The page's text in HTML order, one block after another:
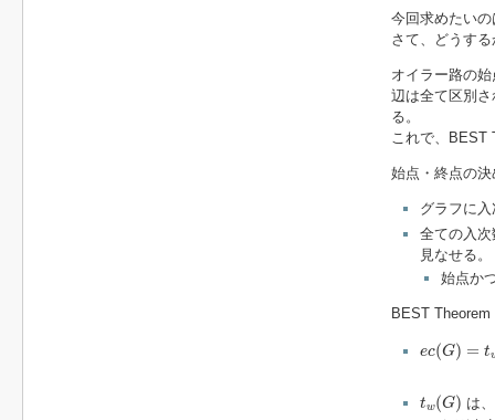
今回求めたいの
さて、どうする
オイラー路の
辺は全て区別
る。
これで、BEST
始点・終点の
グラフに
全ての入
見なせる。
始点か
BEST
ec(G) = t
( )
tw(G)
tw (G) は